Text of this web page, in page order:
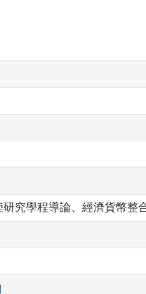
究學程導論、經濟貨幣整